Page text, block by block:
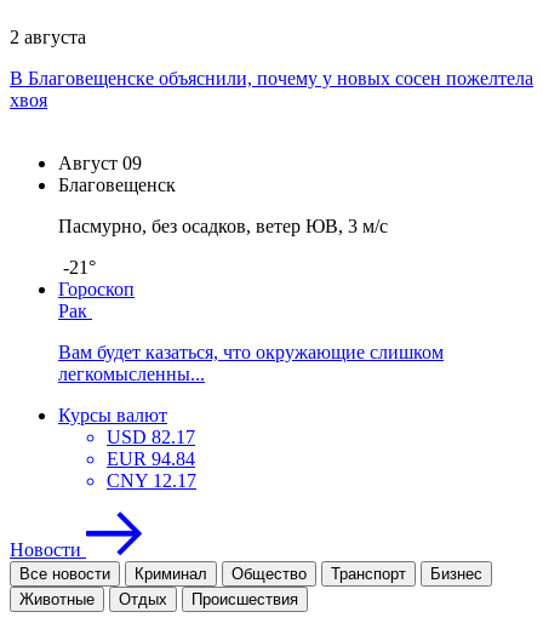
2 августа
В Благовещенске объяснили, почему у новых сосен пожелтела
хвоя
Август 09
Благовещенск
Пасмурно, без осадков, ветер ЮВ, 3 м/с
-21°
Гороскоп
Рак
Вам будет казаться, что окружающие слишком
легкомысленны...
Курсы валют
USD 82.17
EUR 94.84
CNY 12.17
Новости
Все новости Криминал Общество Транспорт
Бизнес
Животные
Отдых Проиcшествия